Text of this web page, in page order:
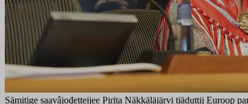
Sämitige saavâjođetteijee Pirita Näkkäläjärvi tiäduttij Euroop